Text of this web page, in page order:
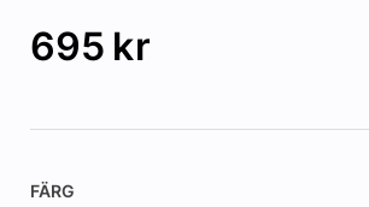
695 kr
FÄRG